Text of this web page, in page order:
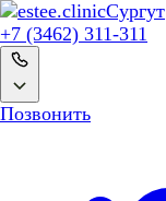
Сургут
+7 (3462) 311-311
Позвонить